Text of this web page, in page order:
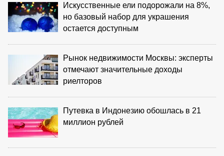
Искусственные ели подорожали на 8%,
но базовый набор для украшения
остается доступным
Рынок недвижимости Москвы: эксперты
отмечают значительные доходы
риелторов
Путевка в Индонезию обошлась в 21
миллион рублей